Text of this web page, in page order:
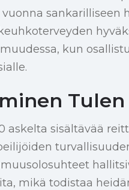
sankarilliseen
kun
Tulen
askelta sisältävää
mikä todistaa